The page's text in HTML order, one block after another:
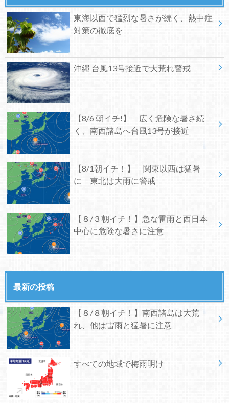
東海以西で猛烈な暑さが続く、熱中症
対策の徹底を
沖縄 台風13号接近で大荒れ警戒
【8/6 朝イチ!】 広く危険な暑さ続
く、南西諸島へ台風13号が接近
【8/1朝イチ！】 関東以西は猛暑
に 東北は大雨に警戒
【８/３朝イチ！】急な雷雨と西日本
中心に危険な暑さに注意
最新の投稿
【８/８朝イチ！】南西諸島は大荒
れ、他は雷雨と猛暑に注意
すべての地域で梅雨明け